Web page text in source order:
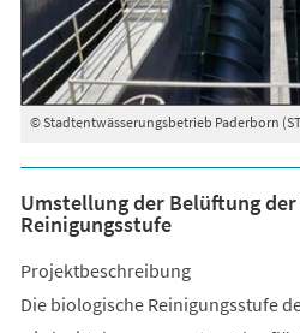
© Stadtentwässerungsbetrieb Paderborn
Umstellung der Belüftung
Reinigungsstufe
Projektbeschreibung
Die biologische Reinigungsstufe